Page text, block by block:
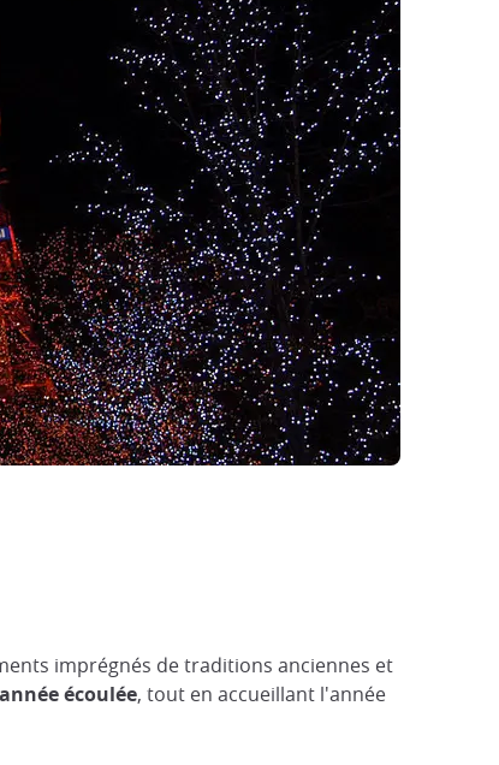
imprégnés de traditions anciennes et
écoulée, tout en accueillant l'année